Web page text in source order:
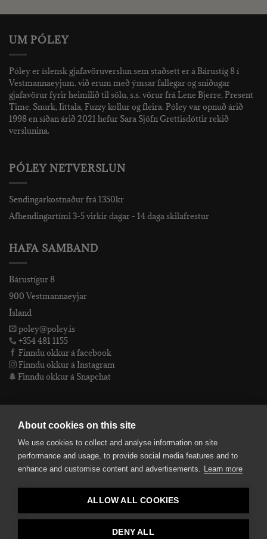
UM PÓLEY
Póley er íslensk gjafavöruverslun sem staðsett er á Bárustíg 8 í
Vestmannaeyjum. við erum með ýmsar fallegar og sniðugar
gjafavörur fyrir heimilið til sölu, s.s. vörur frá Lene Bjerre, Present
Time, Snurk, Iittala, Fuzzy kollur og fleira. Póley var opnuð árið
1998 en síðan árið 2021 hefur Sara Sjöfn Grettisdóttir rekið
verslunina.
PÓLEY NETVERSLUN
Sendingarkostnaður frá 1350kr
Afhendingartími 3-5 virkir dagar - 14 daga skilafrestur
HAFA SAMBAND
Bárustígur 8
900 Vestmannaeyjar
Ísland
poley@poley.is
+354 481 1155
Finndu okkur á facebook
Finndu okkur á Instagram
Finndu okkur á Snapchat
Póley ehf
kt: 4905072480
Bankaupplýsingar
reikningsnúmer: 582-26-5848
About cookies on this site
We use cookies to collect and analyse information on site
performance and usage, to provide social media features and to
enhance and customise content and advertisements. Learn more
ALLOW ALL COOKIES
DENY ALL